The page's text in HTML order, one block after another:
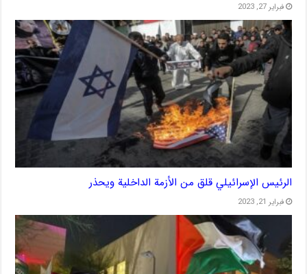
فبراير 27, 2023
الرئيس الإسرائيلي قلق من الأزمة الداخلية ويحذر
فبراير 21, 2023